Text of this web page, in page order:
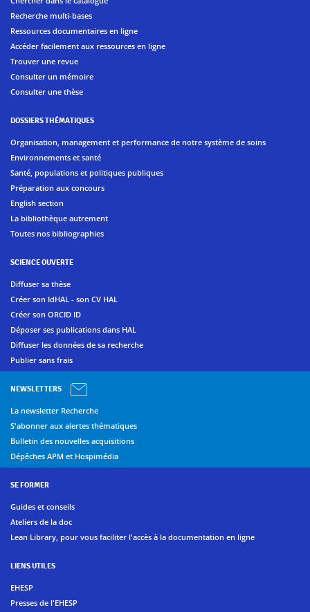
Recherche multi-bases
Ressources documentaires en ligne
Accéder facilement aux ressources en ligne
Trouver une revue
Consulter un mémoire
Consulter une thèse
DOSSIERS THÉMATIQUES
Organisation, management et performance de notre système de soins
Environnements et santé
Santé, populations et politiques publiques
Préparation aux concours
English section
La bibliothèque autrement
Toutes nos bibliographies
SCIENCE OUVERTE
Diffuser sa thèse
Créer son IdHAL - son CV HAL
Créer son ORCID ID
Déposer ses publications dans HAL
Diffuser les données de sa recherche
Publier sans frais
NEWSLETTERS
La newsletter Recherche
S'abonner aux alertes thématiques
Bulletin des nouvelles acquisitions
Dépêches APM et Hospimédia
SE FORMER
Guides et conseils
Ateliers de la doc
Lean Library, pour vous faciliter l'accès à la documentation en ligne
LIENS UTILES
EHESP
Presses de l'EHESP